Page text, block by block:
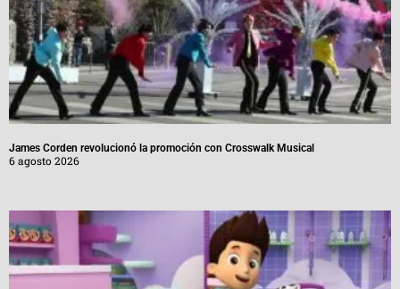
James Corden revolucionó la promoción con Crosswalk Musical
6 agosto 2026